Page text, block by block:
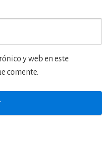
y web en este
comente.